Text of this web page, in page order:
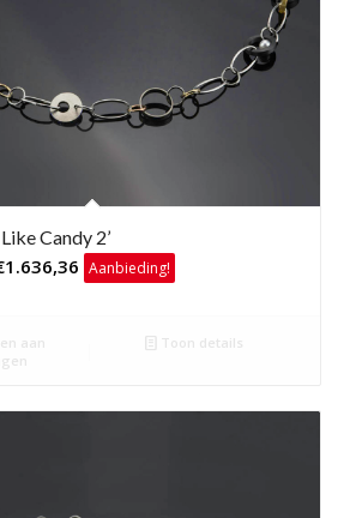
Candy 2’
1.636,36Huidige
€1.636,36.
Aanbieding!
aan
Toon details